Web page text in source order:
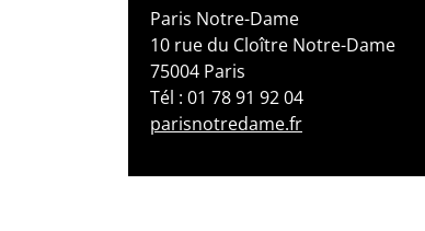
Paris Notre-Dame
10 rue du Cloître Notre-Dame
75004 Paris
Tél : 01 78 91 92 04
parisnotredame.fr